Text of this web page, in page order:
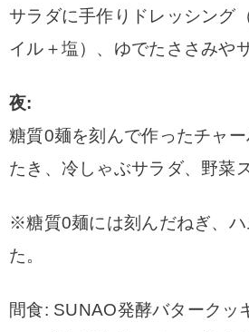
サラダに手作りドレッシング
イル＋塩）、 ゆでたささみや
夜:
糖質0麺を刻んで作ったチャ
たき、冷しゃぶサラダ、野菜
※糖質0麺には刻んだねぎ、ハ
た。
間食: SUNAO発酵バタークッ